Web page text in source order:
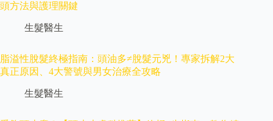
頭方法與護理關鍵
生髮醫生
脂溢性脫髮終極指南：頭油多≠脫髮元兇！專家拆解2大
真正原因、4大警號與男女治療全攻略
生髮醫生